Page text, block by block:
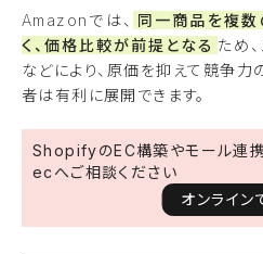
Amazonでは、 同一商品を複
く、価格比較が前提となる ため
などにより、原価を抑えて競争
者は有利に展開できます。
ShopifyのEC構築やモール連携
ecへご相談ください
オンライン